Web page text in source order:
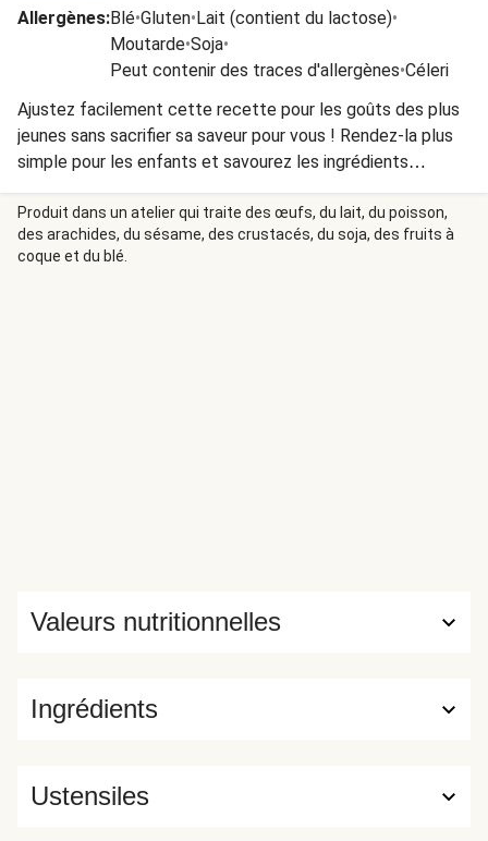
Allergènes:Blé•Gluten•Lait (contient du lactose)•
Moutarde•Soja•
Peut contenir des traces d'allergènes•Céleri
Ajustez facilement cette recette pour les goûts des plus
jeunes sans sacrifier sa saveur pour vous ! Rendez-la plus
simple pour les enfants et savourez les ingrédients
spéciaux ajoutés juste pour vous.
Produit dans un atelier qui traite des œufs, du lait, du poisson,
des arachides, du sésame, des crustacés, du soja, des fruits à
coque et du blé.
Ingrédients
Valeurs nutritionnelles
Ustensiles